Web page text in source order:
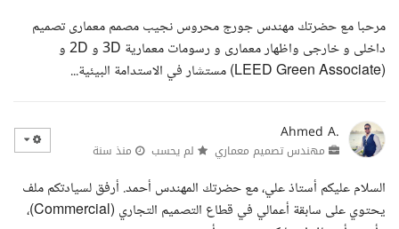
مرحبا مع حضرتك مهندس جورج محروس نجيب مصمم معمارى تصميم
داخلى و خارجى واظهار معمارى و رسومات معمارية 3D و 2D و
(LEED Green Associate) مستشار في الاستدامة البيئية...
Ahmed A.
مهندس تصميم معماري لم يحسب منذ سنة
السلام عليكم أستاذ علي، مع حضرتك المهندس أحمد. أرفق لسيادتكم ملف
يحتوي على سابقة أعمالي في قطاع التصميم التجاري (Commercial)،